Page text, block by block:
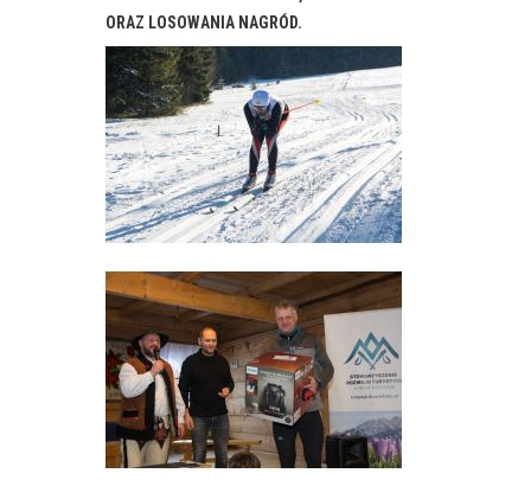
ORAZ LOSOWANIA NAGRÓD.